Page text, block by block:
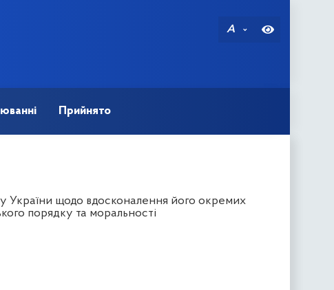
A
Прийнято
України щодо вдосконалення його окремих
порядку та моральності